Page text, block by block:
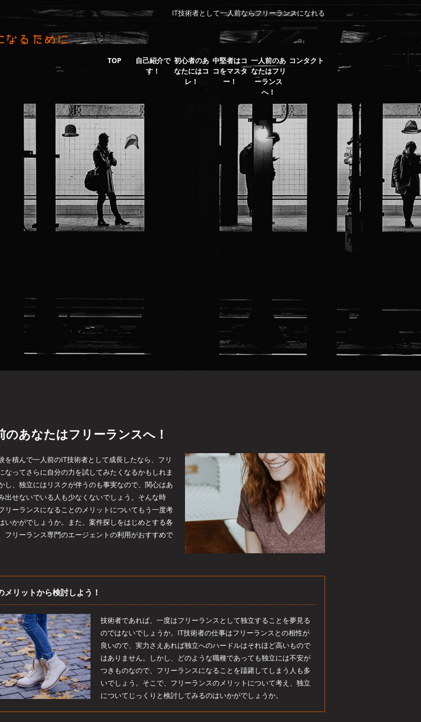
IT技術者として一人前ならフリーランスになれる
TOP
自己紹介で
す！
初心者のあ
なたにはコ
レ！
中堅者はコ
コをマスタ
ー！
一人前のあ
なたはフリ
ーランス
へ！
コンタクト
のあなたはフリーランスへ！
を積んで一人前のIT技術者として成長したなら、フリ
なってさらに自分の力を試してみたくなるかもしれま
し、独立にはリスクが伴うのも事実なので、関心はあ
出せないでいる人も少なくないでしょう。そんな時
リーランスになることのメリットについてもう一度考
いかがでしょうか。また、案件探しをはじめとする各
フリーランス専門のエージェントの利用がおすすめで
メリットから検討しよう！
技術者であれば、一度はフリーランスとして独立することを夢見る
のではないでしょうか。IT技術者の仕事はフリーランスとの相性が
良いので、実力さえあれば独立へのハードルはそれほど高いもので
はありません。しかし、どのような職種であっても独立には不安が
つきものなので、フリーランスになることを躊躇してしまう人も多
いでしょう。そこで、フリーランスのメリットについて考え、独立
についてじっくりと検討してみるのはいかがでしょうか。